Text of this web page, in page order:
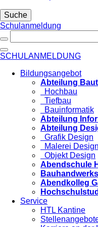
Suche
Schulanmeldung
SCHULANMELDUNG
Bildungsangebot
Abteilung
Hochbau
Tiefbau
Bauinformatik
Abteilung
Abteilung
Grafik Design
Malerei Design
Objekt Design
Abendschule
Abendkolleg
Service
HTL Kantine